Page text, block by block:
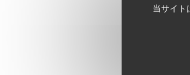
当サイト
Emile S